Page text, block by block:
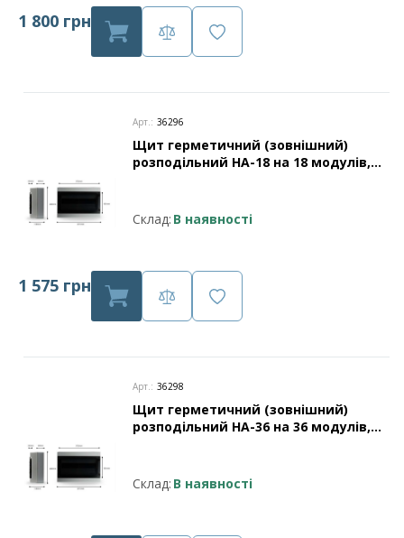
1 800 грн
Арт.: 36296
Щит герметичний (зовнішний)
розподільний HA-18 на 18 модулів,
Склад: В наявності
1 575 грн
Арт.: 36298
Щит герметичний (зовнішний)
розподільний HA-36 на 36 модулів,
Склад: В наявності